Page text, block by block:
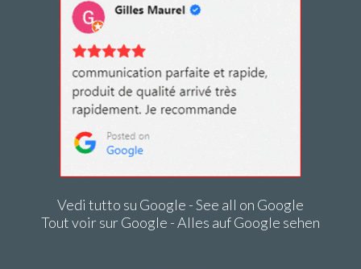
Vedi tutto su Google - See all on Google
Tout voir sur Google - Alles auf Google sehen